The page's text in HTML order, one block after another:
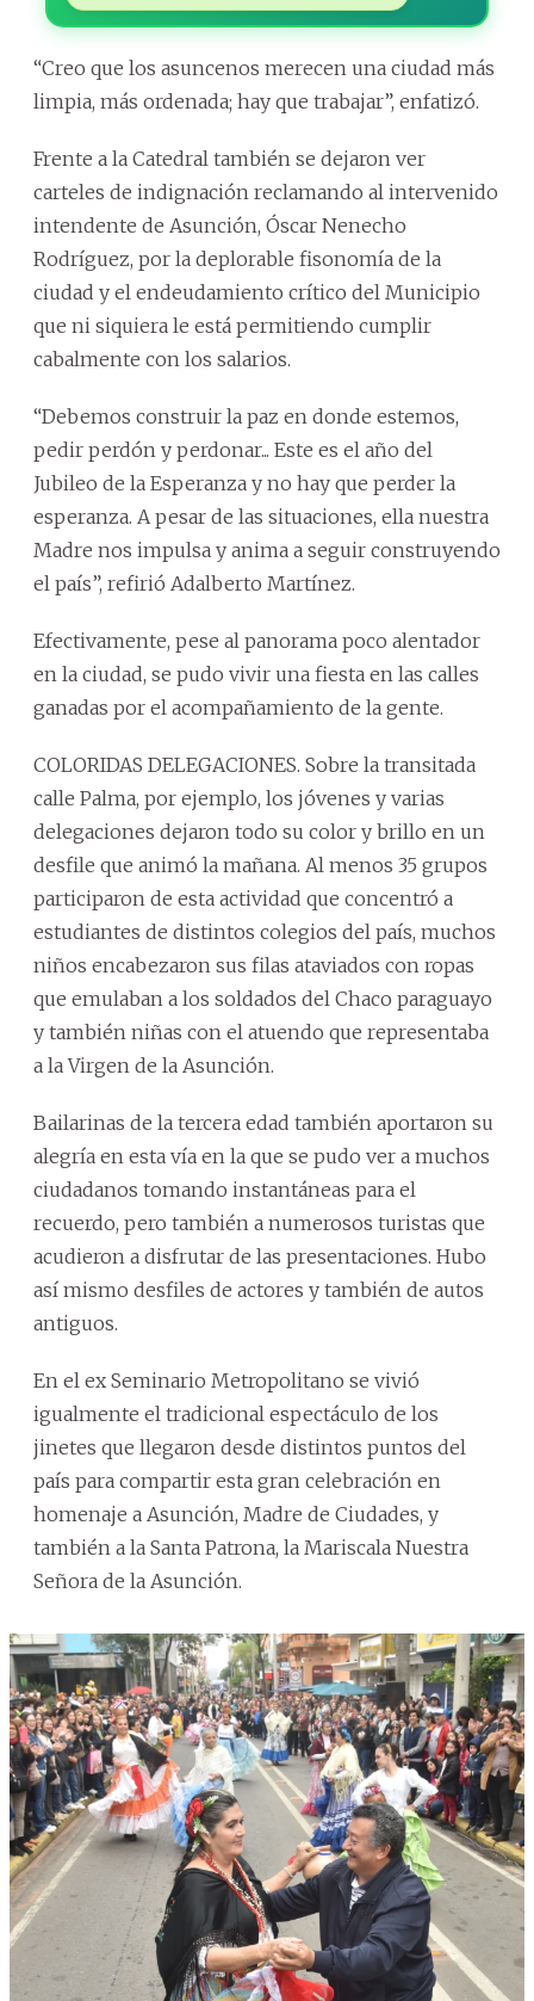
“Creo que los asuncenos merecen una ciudad más
limpia, más ordenada; hay que trabajar”, enfatizó.
Frente a la Catedral también se dejaron ver
carteles de indignación reclamando al intervenido
intendente de Asunción, Óscar Nenecho
Rodríguez, por la deplorable fisonomía de la
ciudad y el endeudamiento crítico del Municipio
que ni siquiera le está permitiendo cumplir
cabalmente con los salarios.
“Debemos construir la paz en donde estemos,
pedir perdón y perdonar... Este es el año del
Jubileo de la Esperanza y no hay que perder la
esperanza. A pesar de las situaciones, ella nuestra
Madre nos impulsa y anima a seguir construyendo
el país”, refirió Adalberto Martínez.
Efectivamente, pese al panorama poco alentador
en la ciudad, se pudo vivir una fiesta en las calles
ganadas por el acompañamiento de la gente.
COLORIDAS DELEGACIONES. Sobre la transitada
calle Palma, por ejemplo, los jóvenes y varias
delegaciones dejaron todo su color y brillo en un
desfile que animó la mañana. Al menos 35 grupos
participaron de esta actividad que concentró a
estudiantes de distintos colegios del país, muchos
niños encabezaron sus filas ataviados con ropas
que emulaban a los soldados del Chaco paraguayo
y también niñas con el atuendo que representaba
a la Virgen de la Asunción.
Bailarinas de la tercera edad también aportaron su
alegría en esta vía en la que se pudo ver a muchos
ciudadanos tomando instantáneas para el
recuerdo, pero también a numerosos turistas que
acudieron a disfrutar de las presentaciones. Hubo
así mismo desfiles de actores y también de autos
antiguos.
En el ex Seminario Metropolitano se vivió
igualmente el tradicional espectáculo de los
jinetes que llegaron desde distintos puntos del
país para compartir esta gran celebración en
homenaje a Asunción, Madre de Ciudades, y
también a la Santa Patrona, la Mariscala Nuestra
Señora de la Asunción.